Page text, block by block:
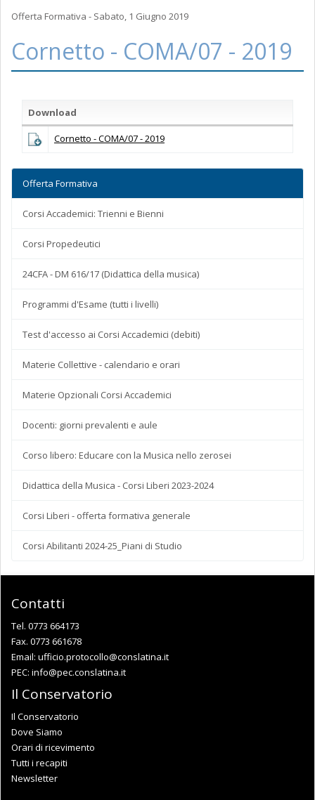
Offerta Formativa - Sabato, 1 Giugno 2019
Cornetto - COMA/07 - 2019
Download
Cornetto - COMA/07 - 2019
Offerta Formativa
Corsi Accademici: Trienni e Bienni
Corsi Propedeutici
24CFA - DM 616/17 (Didattica della musica)
Programmi d'Esame (tutti i livelli)
Test d'accesso ai Corsi Accademici (debiti)
Materie Collettive - calendario e orari
Materie Opzionali Corsi Accademici
Docenti: giorni prevalenti e aule
Corso libero: Educare con la Musica nello zerosei
Didattica della Musica - Corsi Liberi 2023-2024
Corsi Liberi - offerta formativa generale
Corsi Abilitanti 2024-25_Piani di Studio
Contatti
Tel. 0773 664173
Fax. 0773 661678
Email: ufficio.protocollo@conslatina.it
PEC: info@pec.conslatina.it
Il Conservatorio
Il Conservatorio
Dove Siamo
Orari di ricevimento
Tutti i recapiti
Newsletter